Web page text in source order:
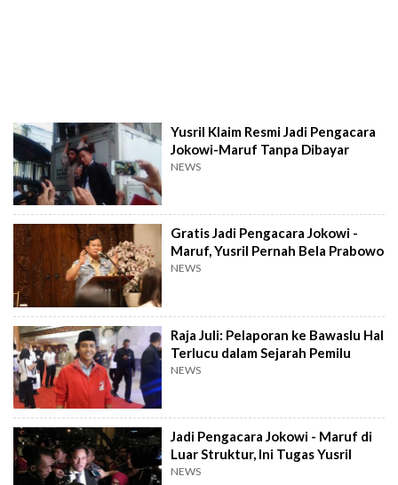
Yusril Klaim Resmi Jadi Pengacara
Jokowi-Maruf Tanpa Dibayar
NEWS
Gratis Jadi Pengacara Jokowi -
Maruf, Yusril Pernah Bela Prabowo
NEWS
Raja Juli: Pelaporan ke Bawaslu Hal
Terlucu dalam Sejarah Pemilu
NEWS
Jadi Pengacara Jokowi - Maruf di
Luar Struktur, Ini Tugas Yusril
NEWS